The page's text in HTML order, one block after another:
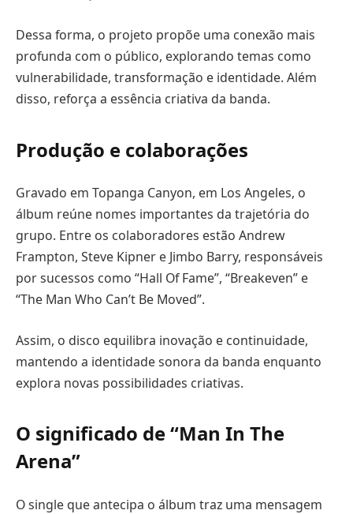
Dessa forma, o projeto propõe uma conexão mais
profunda com o público, explorando temas como
vulnerabilidade, transformação e identidade. Além
disso, reforça a essência criativa da banda.
Produção e colaborações
Gravado em Topanga Canyon, em Los Angeles, o
álbum reúne nomes importantes da trajetória do
grupo. Entre os colaboradores estão Andrew
Frampton, Steve Kipner e Jimbo Barry, responsáveis
por sucessos como “Hall Of Fame”, “Breakeven” e
“The Man Who Can’t Be Moved”.
Assim, o disco equilibra inovação e continuidade,
mantendo a identidade sonora da banda enquanto
explora novas possibilidades criativas.
O significado de “Man In The
Arena”
O single que antecipa o álbum traz uma mensagem